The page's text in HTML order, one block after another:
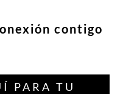
contigo
PARA TU